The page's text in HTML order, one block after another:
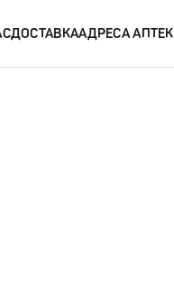
ДОСТАВКААДРЕСА АПТЕК